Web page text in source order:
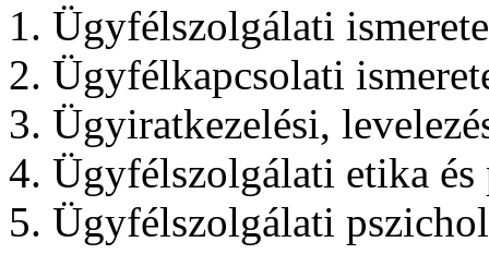
Ügyfélszolgálati
Ügyfélkapcsolati
Ügyiratkezelési,
Ügyfélszolgálati etika
Ügyfélszolgálati